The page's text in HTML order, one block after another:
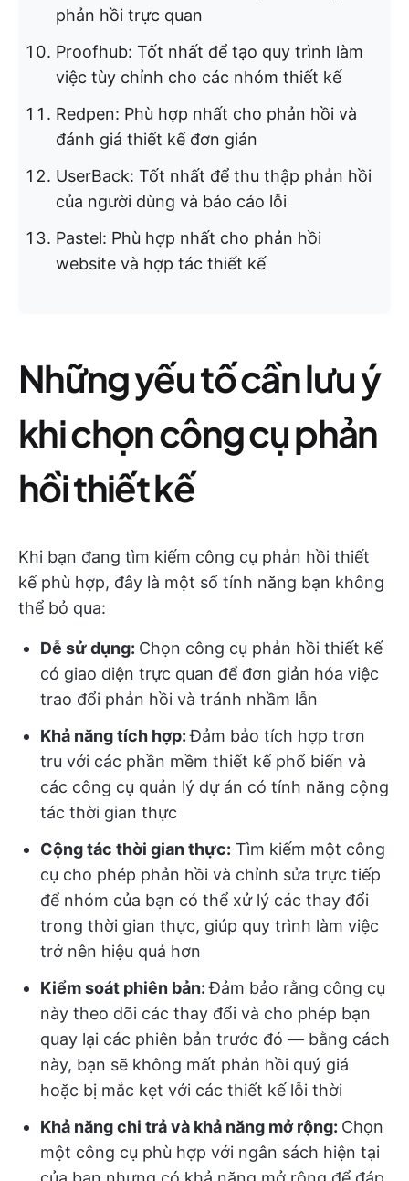
phản hồi trực quan
Proofhub: Tốt nhất để tạo quy trình làm
việc tùy chỉnh cho các nhóm thiết kế
Redpen: Phù hợp nhất cho phản hồi và
đánh giá thiết kế đơn giản
UserBack: Tốt nhất để thu thập phản hồi
của người dùng và báo cáo lỗi
Pastel: Phù hợp nhất cho phản hồi
website và hợp tác thiết kế
Những yếu tố cần lưu ý
khi chọn công cụ phản
hồi thiết kế
Khi bạn đang tìm kiếm công cụ phản hồi thiết
kế phù hợp, đây là một số tính năng bạn không
thể bỏ qua:
Dễ sử dụng: Chọn công cụ phản hồi thiết kế
có giao diện trực quan để đơn giản hóa việc
trao đổi phản hồi và tránh nhầm lẫn
Khả năng tích hợp:Đảm bảo tích hợp trơn
tru với các phần mềm thiết kế phổ biến và
các công cụ quản lý dự án có tính năng cộng
tác thời gian thực
Cộng tác thời gian thực: Tìm kiếm một công
cụ cho phép phản hồi và chỉnh sửa trực tiếp
để nhóm của bạn có thể xử lý các thay đổi
trong thời gian thực, giúp quy trình làm việc
trở nên hiệu quả hơn
Kiểm soát phiên bản:Đảm bảo rằng công cụ
này theo dõi các thay đổi và cho phép bạn
quay lại các phiên bản trước đó — bằng cách
này, bạn sẽ không mất phản hồi quý giá
hoặc bị mắc kẹt với các thiết kế lỗi thời
Khả năng chi trả và khả năng mở rộng: Chọn
một công cụ phù hợp với ngân sách hiện tại